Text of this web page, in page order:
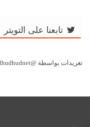
تابعنا على التويتر
تغريدات بواسطة @alhudhudnet